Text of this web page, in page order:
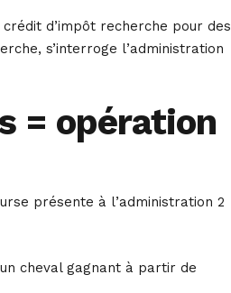
d’impôt recherche pour des
s’interroge l’administration
= opération
présente à l’administration 2
cheval gagnant à partir de